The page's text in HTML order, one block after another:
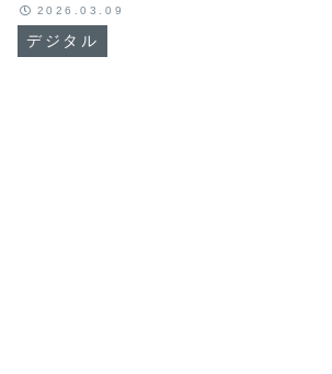
デジタル
2026.03.09